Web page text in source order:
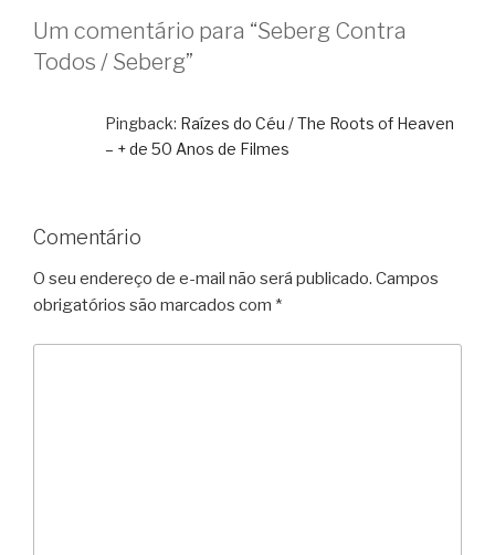
Um comentário para “Seberg Contra
Todos / Seberg”
Pingback: Raízes do Céu / The Roots of Heaven
– + de 50 Anos de Filmes
Comentário
O seu endereço de e-mail não será publicado. Campos
obrigatórios são marcados com *